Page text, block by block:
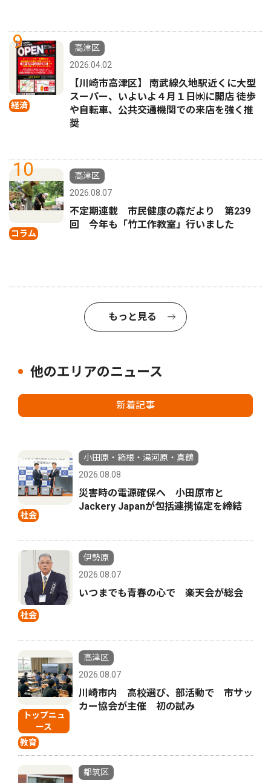
9
経済
高津区
2026.04.02
【川崎市高津区】 南武線久地駅近くに大型
スーパー、いよいよ４月１日㈬に開店 徒歩
や自転車、公共交通機関での来店を強く推
奨
10
コラム
高津区
2026.08.07
不定期連載 市民健康の森だより 第239
回 今年も「竹工作教室」行いました
もっと見る
他のエリアのニュース
新着記事
社会
小田原・箱根・湯河原・真鶴
2026.08.08
災害時の電源確保へ 小田原市と
Jackery Japanが包括連携協定を締結
社会
伊勢原
2026.08.07
いつまでも青春の心で 楽天会が総会
トップニュ
ース
教育
高津区
2026.08.07
川崎市内 高校選び、部活動で 市サッ
カー協会が主催 初の試み
都筑区